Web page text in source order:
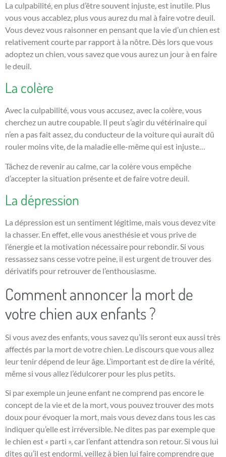
La culpabilité, en plus d’être souvent injuste, est inutile. Plus
vous vous accablez, plus vous aurez du mal à faire votre deuil.
Vous devez vous raisonner en pensant que la vie d’un chien est
relativement courte par rapport à la nôtre. Dès lors que vous
adoptez un chien, vous savez que vous aurez un jour à en faire
le deuil.
La colère
Avec la culpabilité, vous vous accusez, avec la colère, vous
cherchez un autre coupable. Il peut s’agir du vétérinaire qui
n’en a pas fait assez, du conducteur de la voiture qui aurait dû
rouler moins vite, de la maladie elle-même qui est injuste…
Tâchez de revenir au calme, car la colère vous empêche
d’accepter la situation présente et de faire votre deuil.
La dépression
La dépression est un sentiment légitime, mais vous devez vite
la chasser. En effet, elle vous anesthésie et vous prive de
l’énergie et la motivation nécessaire pour rebondir. Si vous
ressassez sans cesse votre peine, il est urgent de trouver des
dérivatifs pour retrouver de l’enthousiasme.
Comment annoncer la mort de
votre chien aux enfants ?
Si vous avez des enfants, vous savez qu’ils seront eux aussi très
affectés par la mort de votre chien. Le discours que vous allez
leur tenir dépend de leur âge. L’important est de dire la vérité,
même si vous allez l’édulcorer pour les plus petits.
Si par exemple un jeune enfant ne comprend pas encore le
concept de la vie et de la mort, vous pouvez trouver des mots
doux pour évoquer la mort, mais vous devez dans tous les cas
indiquer qu’elle est irréversible. Ne dites pas par exemple que
le chien est « parti », car l’enfant attendra son retour. Si vous lui
dites qu’il est endormi, veillez à bien lui faire comprendre que